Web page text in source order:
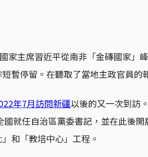
家主席習近平從南非「金磚國家」
暫停留。在聽取了當地主政官員的
年7月訪問新疆以後的又一次到訪
國就任自治區黨委書記，並在此後
和「教培中心」工程。